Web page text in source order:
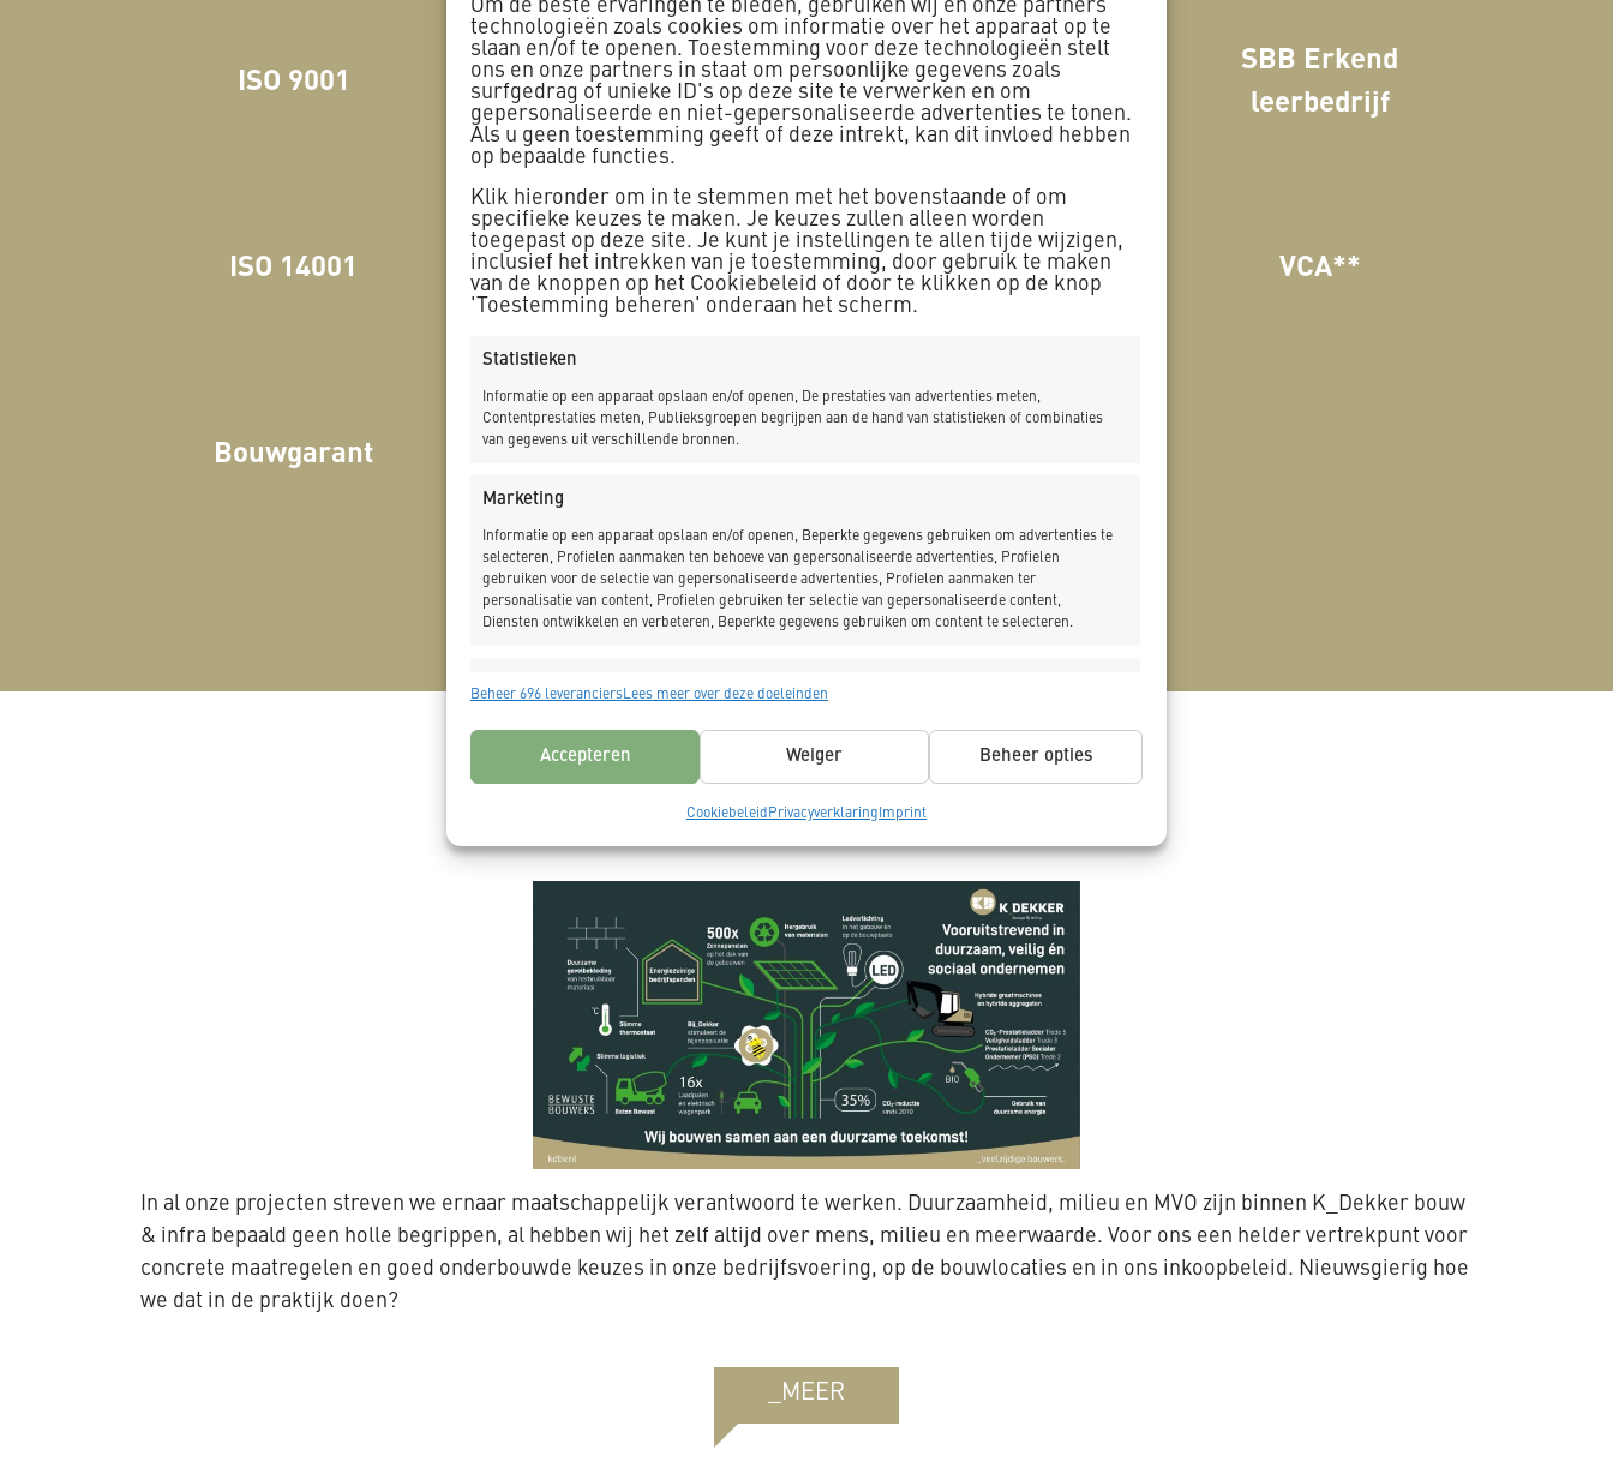
Om de beste ervaringen te bieden, gebruiken wij en onze partners
technologieën zoals cookies om informatie over het apparaat op te
slaan en/of te openen. Toestemming voor deze technologieën stelt
ons en onze partners in staat om persoonlijke gegevens zoals
surfgedrag of unieke ID's op deze site te verwerken en om
gepersonaliseerde en niet-gepersonaliseerde advertenties te tonen.
Als u geen toestemming geeft of deze intrekt, kan dit invloed hebben
op bepaalde functies.
Klik hieronder om in te stemmen met het bovenstaande of om
specifieke keuzes te maken. Je keuzes zullen alleen worden
toegepast op deze site. Je kunt je instellingen te allen tijde wijzigen,
inclusief het intrekken van je toestemming, door gebruik te maken
van de knoppen op het Cookiebeleid of door te klikken op de knop
'Toestemming beheren' onderaan het scherm.
Statistieken
Informatie op een apparaat opslaan en/of openen, De prestaties van advertenties meten,
Contentprestaties meten, Publieksgroepen begrijpen aan de hand van statistieken of combinaties
van gegevens uit verschillende bronnen.
Marketing
Informatie op een apparaat opslaan en/of openen, Beperkte gegevens gebruiken om advertenties te
selecteren, Profielen aanmaken ten behoeve van gepersonaliseerde advertenties, Profielen
gebruiken voor de selectie van gepersonaliseerde advertenties, Profielen aanmaken ter
personalisatie van content, Profielen gebruiken ter selectie van gepersonaliseerde content,
Diensten ontwikkelen en verbeteren, Beperkte gegevens gebruiken om content te selecteren.
Verschillende apparaten linken, Apparaten identificeren op basis van automatisch
verzonden informatie.
Zorg dragen voor beveiliging, fraude voorkomen en detecteren en
fouten opsporen, Advertenties en content leveren en tonen,
Altijd actief
Beheer 696 leveranciersLees meer over deze doeleinden
Accepteren Weiger Beheer opties
Cookiebeleid Privacyverklaring Imprint
ISO 9001 Veiligheidsladder Bodemsaneringen
SBB Erkend
leerbedrijf
ISO 14001 Bewuste Bouwers CO2 – Bewust VCA**
Bouwgarant
PSO – Socialer
BEKIJK CERTIFICATEN
_ MVO
In al onze projecten streven we ernaar maatschappelijk verantwoord te werken. Duurzaamheid, milieu en MVO zijn binnen K_Dekker bouw
& infra bepaald geen holle begrippen, al hebben wij het zelf altijd over mens, milieu en meerwaarde. Voor ons een helder vertrekpunt voor
concrete maatregelen en goed onderbouwde keuzes in onze bedrijfsvoering, op de bouwlocaties en in ons inkoopbeleid. Nieuwsgierig hoe
we dat in de praktijk doen?
_MEER